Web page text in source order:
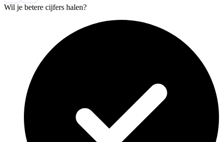
Wil je betere cijfers halen?